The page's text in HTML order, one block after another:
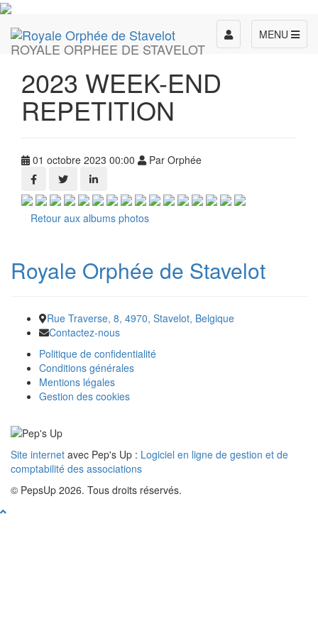
ROYALE ORPHEE DE STAVELOT
MENU
Toggle
navigation
2023 WEEK-END
REPETITION
01 octobre 2023 00:00 Par Orphée
Retour aux albums photos
Royale Orphée de Stavelot
Rue Traverse, 8, 4970, Stavelot, Belgique
Contactez-nous
Politique de confidentialité
Conditions générales
Mentions légales
Gestion des cookies
Site internet avec Pep's Up : Logiciel en ligne de gestion et de
comptabilité des associations
© PepsUp 2026. Tous droits réservés.